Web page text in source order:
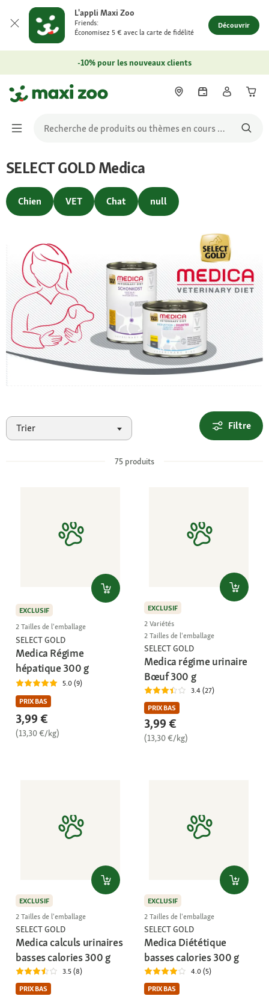
L'appli Maxi Zoo
Friends:
Économisez 5 € avec la carte de fidélité
Découvrir
-10% pour les nouveaux clients
SELECT GOLD Medica
Chien VET Chat null
Trier Filtre
75 produits
EXCLUSIF
2 Tailles de l'emballage
SELECT GOLD
Medica Régime
hépatique 300 g
5.0 (9)
PRIX BAS
3,99 €
(13,30 €/kg)
EXCLUSIF
2 Variétés
2 Tailles de l'emballage
SELECT GOLD
Medica régime urinaire
Bœuf 300 g
3.4 (27)
PRIX BAS
3,99 €
(13,30 €/kg)
EXCLUSIF
2 Tailles de l'emballage
SELECT GOLD
Medica calculs urinaires
basses calories 300 g
3.5 (8)
PRIX BAS
EXCLUSIF
2 Tailles de l'emballage
SELECT GOLD
Medica Diététique
basses calories 300 g
4.0 (5)
PRIX BAS